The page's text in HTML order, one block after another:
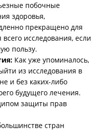
побочные
здоровья,
прекращено для
исследования, если
пользу.
Как уже упоминалось,
из исследования в
и без каких-либо
будущего лечения.
защиты прав
стран